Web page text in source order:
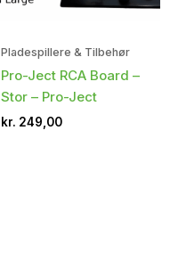
Pladespillere & Tilbehør
Pro-Ject RCA Board –
Stor – Pro-Ject
kr. 249,00